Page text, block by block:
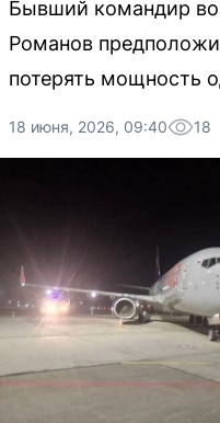
Бывший командир
Романов
потерять мощность
18 июня, 2026, 09:40 18